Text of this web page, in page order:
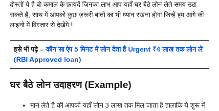
दोस्तों ये है वो कमाल के फ़ायदें जिनका लाभ आप यहाँ घर बैठे लोन लेते समय उठा
सकते है, साथ में आपको कुछ ज़रूरी बातों का भी ध्यान रखना होगा जिन्हें हम आगे की
लाइनो में विस्तार से देखेंगे !
इसे भी पढ़े –कौन सा ऐप 5 मिनट में लोन देता है Urgent ₹4 लाख तक लोन लें
(RBI Approved loan)
घर बैठे लोन उदाहरण (Example)
मान लेते है की आपको यहाँ लोन 3 लाख तक मिल जाता है हालाकि ये शुरू में